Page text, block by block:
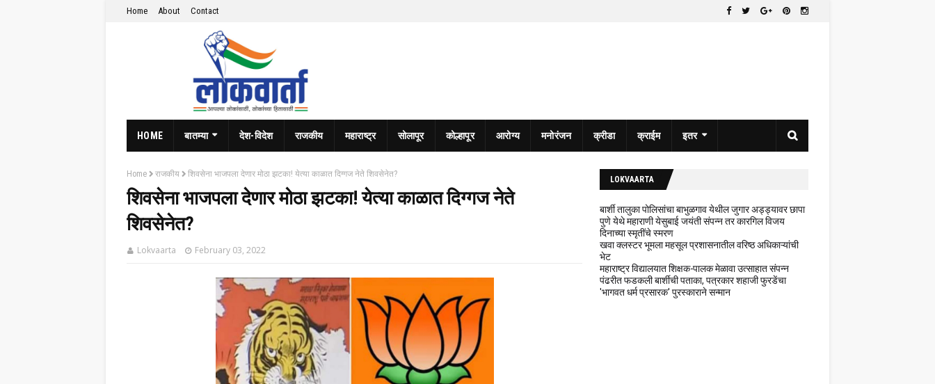
Home About Contact
HOME बातम्या देश-विदेश राजकीय महाराष्ट्र सोलापूर कोल्हापूर आरोग्य मनोरंजन क्रीडा क्राईम इतर
Home राजकीय शिवसेना भाजपला देणार मोठा झटका! येत्या काळात दिग्गज नेते शिवसेनेत?
शिवसेना भाजपला देणार मोठा झटका! येत्या काळात दिग्गज नेते
शिवसेनेत?
Lokvaarta February 03, 2022
LOKVAARTA
बार्शी तालुका पोलिसांचा बाभुळगाव येथील जुगार अड्ड्यावर छापा
पुणे येथे महाराणी येसुबाई जयंती संपन्न तर कारगिल विजय
दिनाच्या स्मृतींचे स्मरण
खवा क्लस्टर भूमला महसूल प्रशासनातील वरिष्ठ अधिकाऱ्यांची
भेट
महाराष्ट्र विद्यालयात शिक्षक-पालक मेळावा उत्साहात संपन्न
पंढरीत फडकली बार्शीची पताका, पत्रकार शहाजी फुरडेंचा
'भागवत धर्म प्रसारक' पुरस्काराने सन्मान